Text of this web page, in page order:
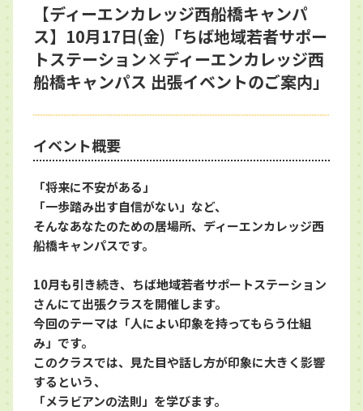
【ディーエンカレッジ西船橋キャンパ
ス】10月17日(金)「ちば地域若者サポー
トステーション×ディーエンカレッジ西
船橋キャンパス 出張イベントのご案内」
イベント概要
「将来に不安がある」
「一歩踏み出す自信がない」など、
そんなあなたのための居場所、ディーエンカレッジ西
船橋キャンパスです。
10月も引き続き、ちば地域若者サポートステーション
さんにて出張クラスを開催します。
今回のテーマは「人によい印象を持ってもらう仕組
み」です。
このクラスでは、見た目や話し方が印象に大きく影響
するという、
「メラビアンの法則」を学びます。